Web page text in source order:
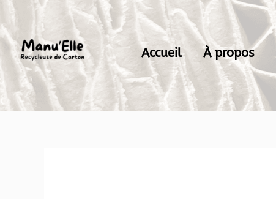
Aller
au
contenu
Accueil À propos